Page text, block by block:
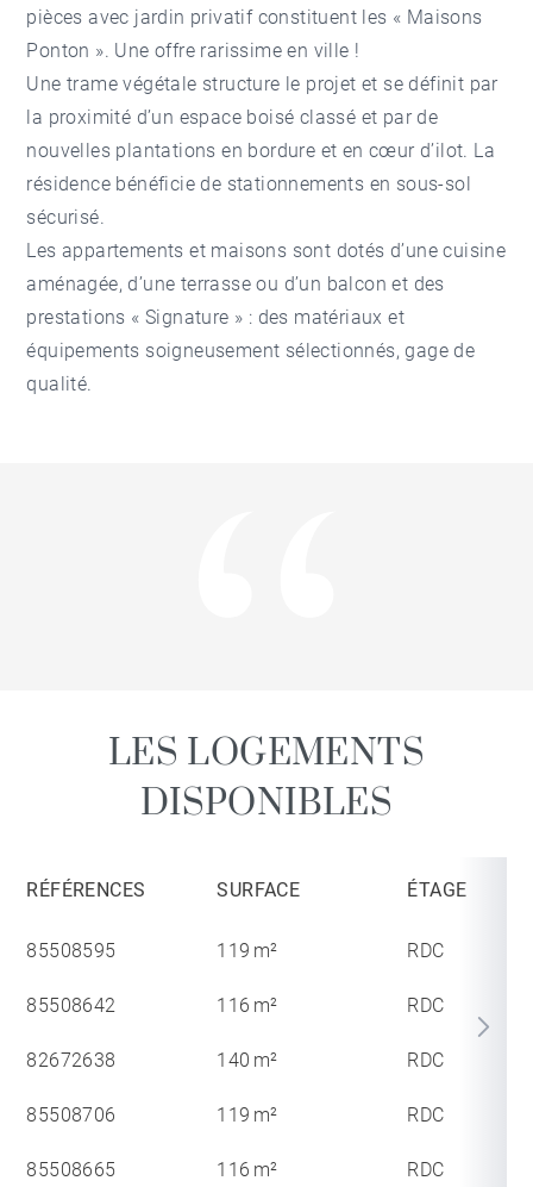
pièces avec jardin privatif constituent les « Maisons
Ponton ». Une offre rarissime en ville !
Une trame végétale structure le projet et se définit par
la proximité d’un espace boisé classé et par de
nouvelles plantations en bordure et en cœur d’ilot. La
résidence bénéficie de stationnements en sous-sol
sécurisé.
Les appartements et maisons sont dotés d’une cuisine
aménagée, d’une terrasse ou d’un balcon et des
prestations « Signature » : des matériaux et
équipements soigneusement sélectionnés, gage de
qualité.
LES LOGEMENTS
DISPONIBLES
RÉFÉRENCES SURFACE ÉTAGE
85508595 119 m² RDC
85508642 116 m² RDC
82672638 140 m² RDC
85508706 119 m² RDC
85508665 116 m² RDC